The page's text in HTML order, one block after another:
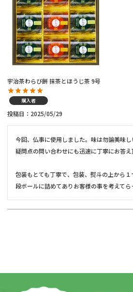
宇治茶わらび餅 抹茶とほうじ茶 9号
購入者
投稿日 2025/05/29
今回、仏事に使用しました。味は勿論美味し
疑問点の問い合わせにも迅速に丁寧にお答え
包装もとても丁寧で、包装、熨斗の上から
段ボールに詰めてありお客様の事を考えてら